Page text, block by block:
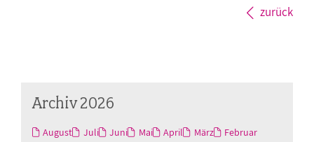
zurück
Archiv 2026
August Juli Juni Mai April März
Februar